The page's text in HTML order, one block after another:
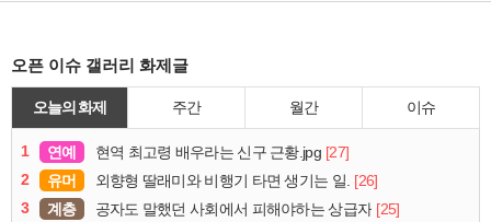
오픈 이슈 갤러리 화제글
오늘의 화제 주간 월간 이슈
1 연예 현역 최고령 배우라는 신구 근황.jpg [27]
2
유머 외향형 딸래미와 비행기 타면 생기는 일. [26]
3
계층 공자도 말했던 사회에서 피해야하는 상급자 [25]